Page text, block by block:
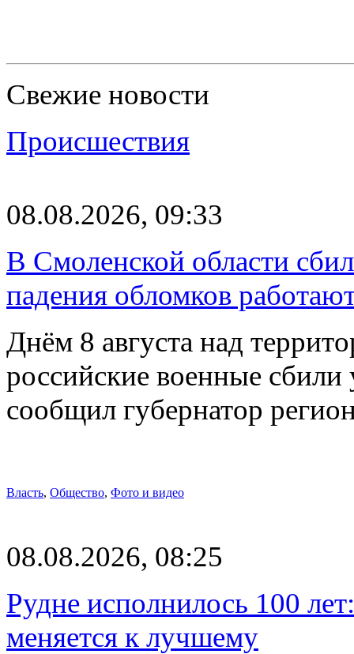
Свежие новости
Происшествия
08.08.2026, 09:33
В Смоленской области
падения обломков
Днём 8 августа над
российские военные
сообщил губернатор
Власть, Общество, Фото и видео
08.08.2026, 08:25
Рудне исполнилось 100
меняется к лучшему